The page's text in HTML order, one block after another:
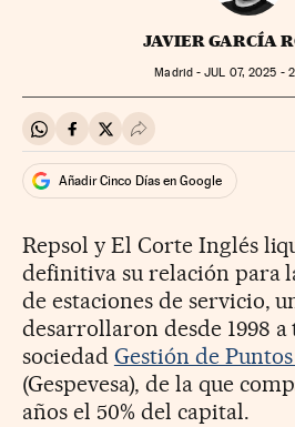
JAVIER GARCÍA
Madrid -JUL 07, 2025 -
Compartir en Whatsapp
Compartir en Facebook
Compartir en Twitter
Desplegar Redes
Añadir Cinco Días en Google
Repsol y El Corte Inglés
definitiva su relación para
de estaciones de servicio,
desarrollaron desde 1998 a
sociedad Gestión de
(Gespevesa), de la que
años el 50% del capital.